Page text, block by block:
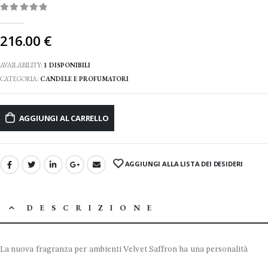
216.00 €
AVAILABILITY: 1 DISPONIBILI
CATEGORIA: CANDELE E PROFUMATORI
AGGIUNGI AL CARRELLO
AGGIUNGI ALLA LISTA DEI DESIDERI
DESCRIZIONE
La nuova fragranza per ambienti Velvet Saffron ha una personalità